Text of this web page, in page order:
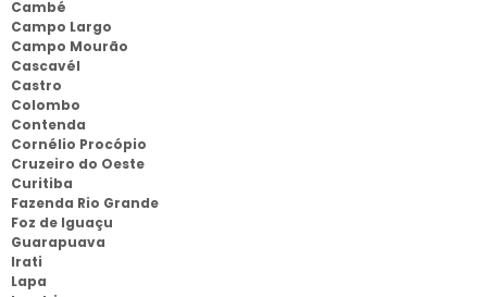
Cambé
Campo Largo
Campo Mourão
Cascavél
Castro
Colombo
Contenda
Cornélio Procópio
Cruzeiro do Oeste
Curitiba
Fazenda Rio Grande
Foz de Iguaçu
Guarapuava
Irati
Lapa